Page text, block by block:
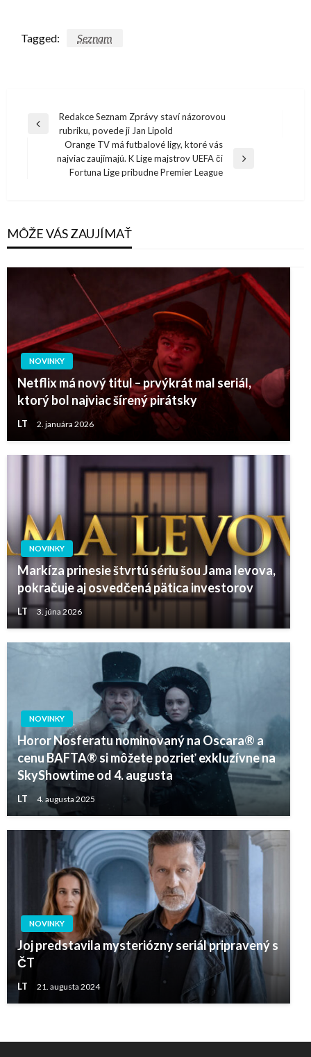
Tagged: Seznam
Navigácia
článku
Previous
Redakce Seznam Zprávy staví názorovou
rubriku, povede ji Jan Lipold
Next
Orange TV má futbalové ligy, ktoré vás
najviac zaujímajú. K Lige majstrov UEFA či
Fortuna Lige pribudne Premier League
MÔŽE VÁS ZAUJÍMAŤ
NOVINKY
Netflix má nový titul – prvýkrát mal seriál,
ktorý bol najviac šírený pirátsky
LT 2. januára 2026
NOVINKY
Markíza prinesie štvrtú sériu šou Jama levova,
pokračuje aj osvedčená pätica investorov
LT 3. júna 2026
NOVINKY
Horor Nosferatu nominovaný na Oscara® a
cenu BAFTA® si môžete pozrieť exkluzívne na
SkyShowtime od 4. augusta
LT 4. augusta 2025
NOVINKY
Joj predstavila mysteriózny seriál pripravený s
ČT
LT 21. augusta 2024